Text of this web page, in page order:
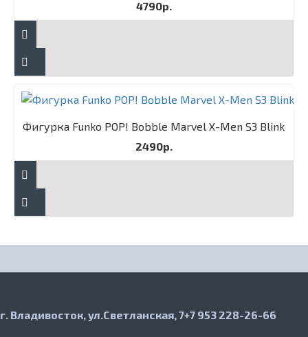
4790р.
Фигурка Funko POP! Bobble Marvel X-Men S3 Blink
2490р.
г. Владивосток, ул.Светланская, 7+7 953 228-26-66